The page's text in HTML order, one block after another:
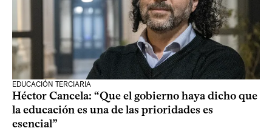
EDUCACIÓN TERCIARIA
Héctor Cancela: “Que el gobierno haya dicho que
la educación es una de las prioridades es
esencial”